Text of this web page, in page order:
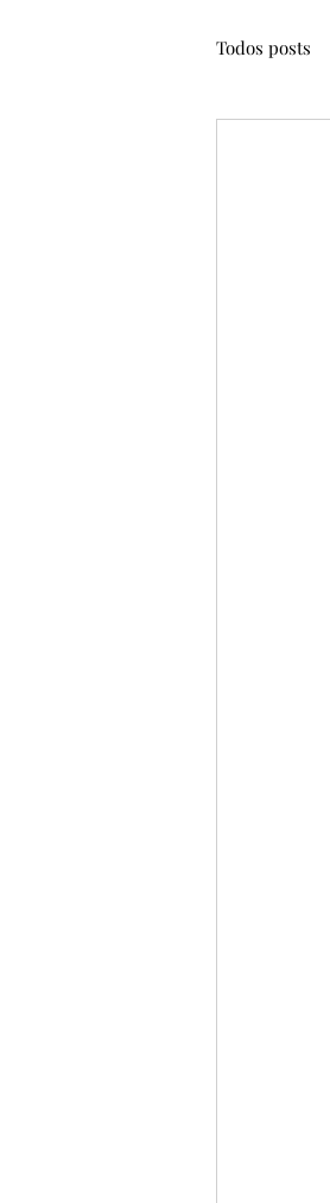
Todos posts